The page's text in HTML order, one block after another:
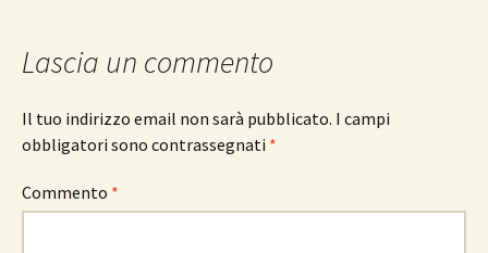
Lascia un commento
Il tuo indirizzo email non sarà pubblicato. I campi
obbligatori sono contrassegnati *
Commento *